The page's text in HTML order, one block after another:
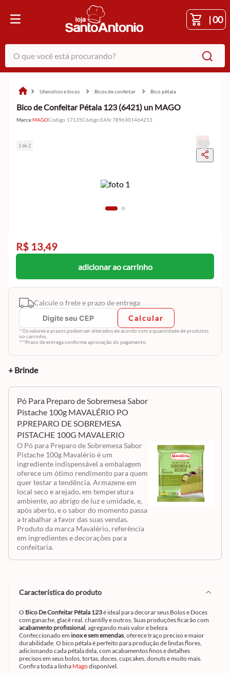
|00
O que você está procurando?
utensílios e bicos bicos de confeitar bico pétala
Bico de Confeitar Pétala 123 (6421) un MAGO
Marca:MAGOCódigo:17135Código EAN:7896301464213
1 de 2
R$ 13,49
adicionar ao carrinho
Calcule o frete e prazo de entrega
Calcular
* Os valores e prazos podem ser alterados de acordo com a quantidade de produtos
no carrinho.
***Prazo de entrega conforme aprovação do pagamento.
+ Brinde
Pó Para Preparo de Sobremesa Sabor
Pistache 100g MAVALÉRIO PO
P.PREPARO DE SOBREMESA
PISTACHE 100G MAVALERIO
O Pó para Preparo de Sobremesa Sabor
Pistache 100g Mavalério é um
ingrediente indispensável a embalagem
oferece um ótimo rendimento para quem
quer testar a tendência. Armazene em
local seco e arejado, em temperatura
ambiente, ao abrigo de luz e umidade, e,
após aberto, e o sabor do momento passa
a trabalhar a favor das suas vendas.
Produto da marca Mavalério, referência
em ingredientes e decorações para
confeitaria.
característica do produto
O Bico De Confeitar Pétala 123é ideal para decorar seus Bolos e Doces
com ganache, glacê real, chantilly e outros. Suas produções ficarão com
acabamento profissional, agregando mais valor e beleza.
Confeccionado em inox e sem emendas, oferece traço preciso e maior
durabilidade. O bico pétala é perfeito para produção de lindas flores,
adicionando cada pétala dela, com acabamentos finos e detalhes
precisos em seus bolos, tortas, doces, cupcakes, donuts e muito mais.
Confira toda a linha Magodisponível.